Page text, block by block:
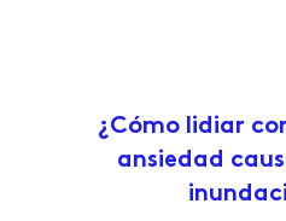
¿Cómo lidiar
ansiedad